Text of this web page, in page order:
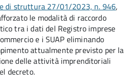
di struttura 27/01/2023, n. 946,
le modalità di raccordo
tra i dati del Registro imprese
e i SUAP eliminando
attualmente previsto per la
delle attività imprenditoriali
decreto.